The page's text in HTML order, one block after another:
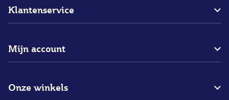
Blogs
Merken
Vacatures
Klantenservice
Betalen
Assortiment
Mijn account
Mijn verlanglijstje
Onze winkels